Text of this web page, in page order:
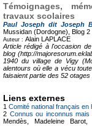
Témoignages,
travaux scolaires
Paul Joseph dit Joseph
Mussidan (Dordogne), Blog 2
Auteur : Alain LAPLACE
Article rédigé à l'occasion
blog (http://
1940 du village de Vigy
alentours où elle a vécu
faisaient partie des 52 otages
Liens externes
1 Comité national français en
2 Connus ou inconnus mais
Mendès, Madeleine